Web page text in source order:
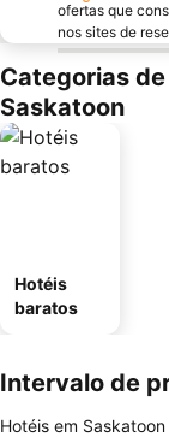
ofertas que
nos sites de
Categorias
Saskatoon
Hotéis
baratos
Intervalo de
Hotéis em